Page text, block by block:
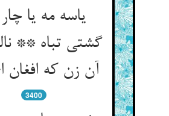
یاسه مه یا
گشتی تباه **
آن زن که افغان
3400